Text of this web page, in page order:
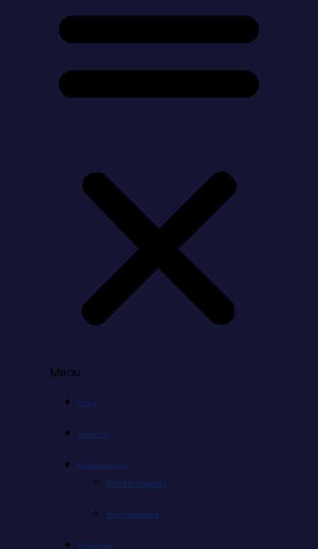
Menu
Home
Sobre nós
Nossos Serviços
Para Reclamantes
Para Advogados
Conteúdos